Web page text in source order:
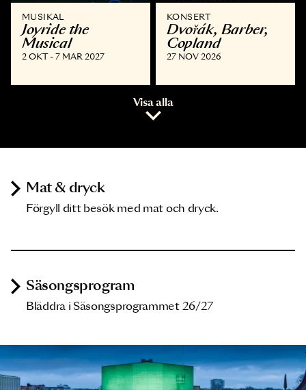
MUSIKAL
Joyride the
Musical
2 OKT - 7 MAR 2027
KONSERT
Dvořák, Barber,
Copland
27 NOV 2026
Visa alla
Mat & dryck
Förgyll ditt besök med mat och dryck.
Säsongsprogram
Bläddra i Säsongsprogrammet 26/27